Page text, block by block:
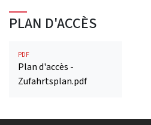
PLAN D'ACCÈS
PDF
Plan d'accès -
Zufahrtsplan.pdf